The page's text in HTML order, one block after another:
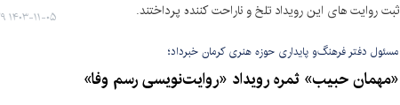
ثبت روایت های این رویداد تلخ و ناراحت کننده پرداختند.
۱۴۰۳-۱۱-۰۵ ۱۳:۲۹
مسئول دفتر فرهنگ‌و پایداری حوزه هنری کرمان خبرداد؛
«مهمان حبیب» ثمره رویداد «روایت‌نویسی رسم وفا»